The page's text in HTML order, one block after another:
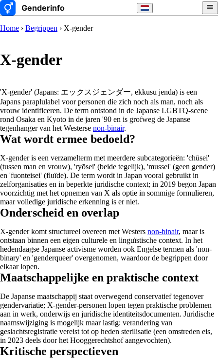
Home › Begrippen › X-gender
X-gender
'X-gender' (Japans: エックスジェンダー, ekkusu jendā) is een
Japans paraplulabel voor personen die zich noch als man, noch als
vrouw identificeren. De term ontstond in de Japanse LGBTQ-scene
rond Osaka en Kyoto in de jaren '90 en is grofweg de Japanse
tegenhanger van het Westerse non-binair.
Wat wordt ermee bedoeld?
X-gender is een verzamelterm met meerdere subcategorieën: 'chūsei'
(tussen man en vrouw), 'ryōsei' (beide tegelijk), 'mussei' (geen gender)
en 'fuonteisei' (fluïde). De term wordt in Japan vooral gebruikt in
zelforganisaties en in beperkte juridische context; in 2019 begon Japan
voorzichtig met het opnemen van X als optie in sommige formulieren,
maar volledige juridische erkenning is er niet.
Onderscheid en overlap
X-gender komt structureel overeen met Westers non-binair, maar is
ontstaan binnen een eigen culturele en linguïstische context. In het
hedendaagse Japanse activisme worden ook Engelse termen als 'non-
binary' en 'genderqueer' overgenomen, waardoor de begrippen door
elkaar lopen.
Maatschappelijke en praktische context
De Japanse maatschappij staat overwegend conservatief tegenover
gendervariatie; X-gender-personen lopen tegen praktische problemen
aan in werk, onderwijs en juridische identiteitsdocumenten. Juridische
naamswijziging is mogelijk maar lastig; verandering van
geslachtsregistratie vereist tot op heden sterilisatie (een omstreden eis,
in 2023 deels door het Hooggerechtshof aangevochten).
Kritische perspectieven